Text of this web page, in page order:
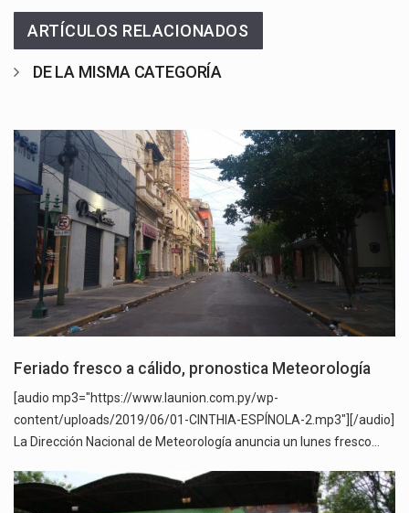
ARTÍCULOS RELACIONADOS
DE LA MISMA CATEGORÍA
Feriado fresco a cálido, pronostica Meteorología
[audio mp3="https://www.launion.com.py/wp-
content/uploads/2019/06/01-CINTHIA-ESPÍNOLA-2.mp3"][/audio]
La Dirección Nacional de Meteorología anuncia un lunes fresco…